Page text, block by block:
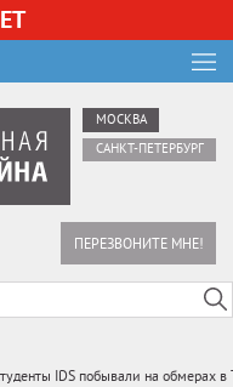
МОСКВА
САНКТ-ПЕТЕРБУРГ
ПЕРЕЗВОНИТЕ МНЕ!
IDS побывали на обмерах в